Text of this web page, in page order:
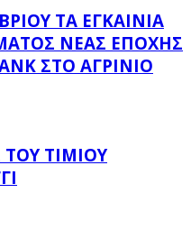
ΤΑ ΕΓΚΑΊΝΙΑ
ΝΈΑΣ ΕΠΟΧΉΣ
ΣΤΟ ΑΓΡΊΝΙΟ
ΤΙΜΊΟΥ